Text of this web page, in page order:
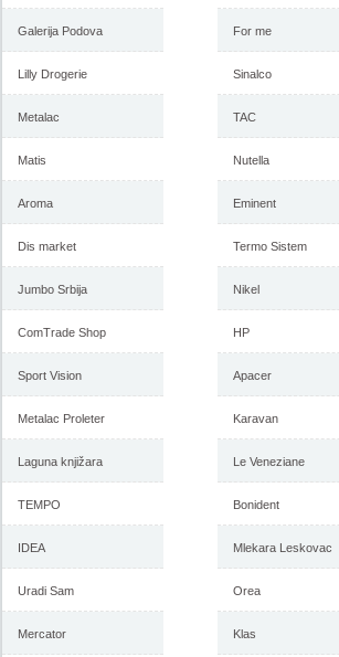
-istekla akcija-
do 6. decembar 2017
Galerija Podova
Lilly Drogerie
Metalac
Matis
Aroma
Dis market
Jumbo Srbija
ComTrade Shop
Sport Vision
Metalac Proleter
Laguna knjižara
TEMPO
IDEA
Uradi Sam
Mercator
For me
Sinalco
TAC
Nutella
Eminent
Termo Sistem
Nikel
HP
Apacer
Karavan
Le Veneziane
Bonident
Mlekara Leskovac
Orea
Klas